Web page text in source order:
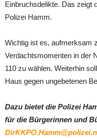
Einbruchsdelikte. Das zeigt
Polizei Hamm.
Wichtig ist es, aufmerksam
Verdachtsmomenten in der
110 zu wählen. Weiterhin
Haus gegen ungebetenen
Dazu bietet die Polizei
für die Bürgerinnen und